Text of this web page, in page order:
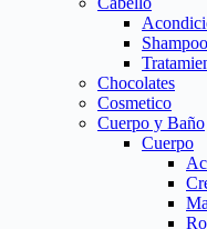
Shampoo
Chocolates
Cosmetico
Cuerpo y Baño
Cuerpo